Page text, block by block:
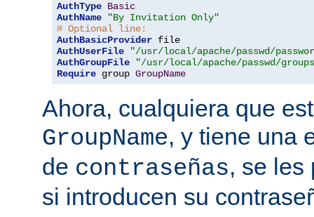
AuthType Basic
AuthName
"By Invitation Only"
# Optional line:
AuthBasicProvider
AuthUserFile
"/usr/local/apache/passwd/
AuthGroupFile
"/usr/local/apache/passwd/
Require group GroupName
Ahora, cualquiera que
GroupName, y tiene una
de contraseñas, se les
si introducen su